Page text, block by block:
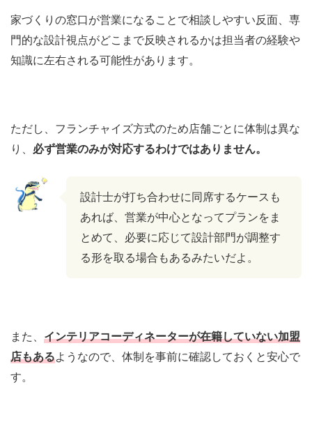
家づくりの窓口が営業になることで相談しやすい反面、専
門的な設計視点がどこまで反映されるかは担当者の経験や
知識に左右される可能性があります。
ただし、フランチャイズ方式のため店舗ごとに体制は異な
り、 必ず営業のみが対応するわけではありません。
設計士が打ち合わせに同席するケースも
あれば、営業が中心となってプランをま
とめて、必要に応じて設計部門が調整す
る形を取る場合もあるみたいだよ。
また、 インテリアコーディネーターが在籍していない加盟
店もあるようなので、体制を事前に確認しておくと安心で
す。